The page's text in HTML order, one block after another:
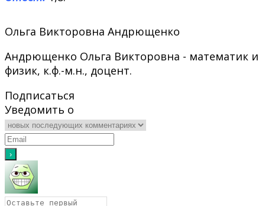
Ольга Викторовна Андрющенко
Андрющенко Ольга Викторовна - математик и
физик, к.ф.-м.н., доцент.
Подписаться
Уведомить о